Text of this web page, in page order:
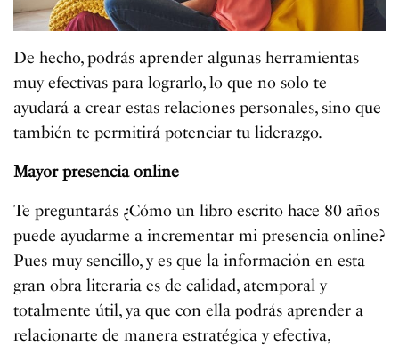
De hecho, podrás aprender algunas herramientas
muy efectivas para lograrlo, lo que no solo te
ayudará a crear estas relaciones personales, sino que
también te permitirá potenciar tu liderazgo.
Mayor presencia online
Te preguntarás ¿Cómo un libro escrito hace 80 años
puede ayudarme a incrementar mi presencia online?
Pues muy sencillo, y es que la información en esta
gran obra literaria es de calidad, atemporal y
totalmente útil, ya que con ella podrás aprender a
relacionarte de manera estratégica y efectiva,